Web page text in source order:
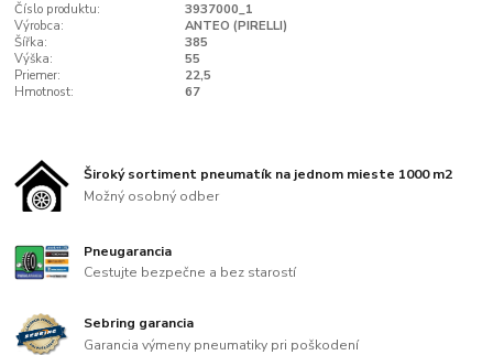
Číslo produktu:
3937000_1
Výrobca:
ANTEO (PIRELLI)
Šířka:
385
Výška:
55
Priemer:
22,5
Hmotnost:
67
Široký sortiment pneumatík na jednom mieste 1000 m2
Možný osobný odber
Pneugarancia
Cestujte bezpečne a bez starostí
Sebring garancia
Garancia výmeny pneumatiky pri poškodení